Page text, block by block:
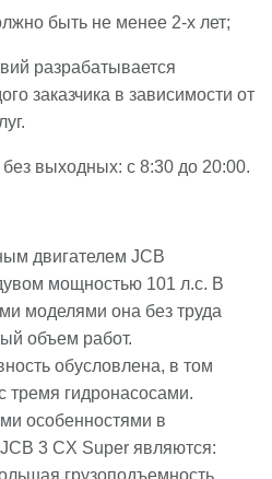
быть не менее 2-х лет;
разрабатывается
заказчика в зависимости от
выходных: с 8:30 до 20:00.
двигателем JCB
мощностью 101 л.с. В
моделями она без труда
объем работ.
обусловлена, в том
тремя гидронасосами.
особенностями в
3 CX Super являются: